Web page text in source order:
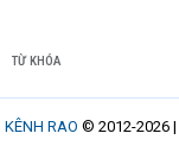
TỪ KHÓA
KÊNH RAO © 2012-2026 |